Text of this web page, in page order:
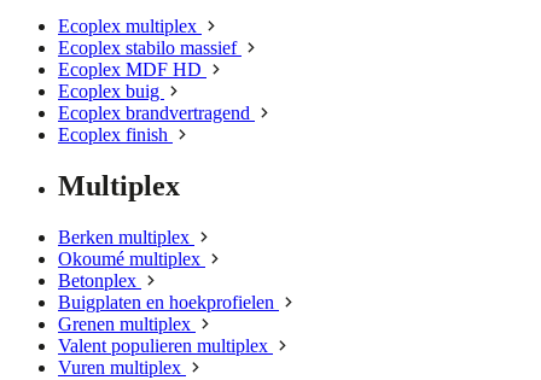
Ecoplex multiplex
Ecoplex stabilo massief
Ecoplex MDF HD
Ecoplex buig
Ecoplex brandvertragend
Ecoplex finish
Multiplex
Berken multiplex
Okoumé multiplex
Betonplex
Buigplaten en hoekprofielen
Grenen multiplex
Valent populieren multiplex
Vuren multiplex